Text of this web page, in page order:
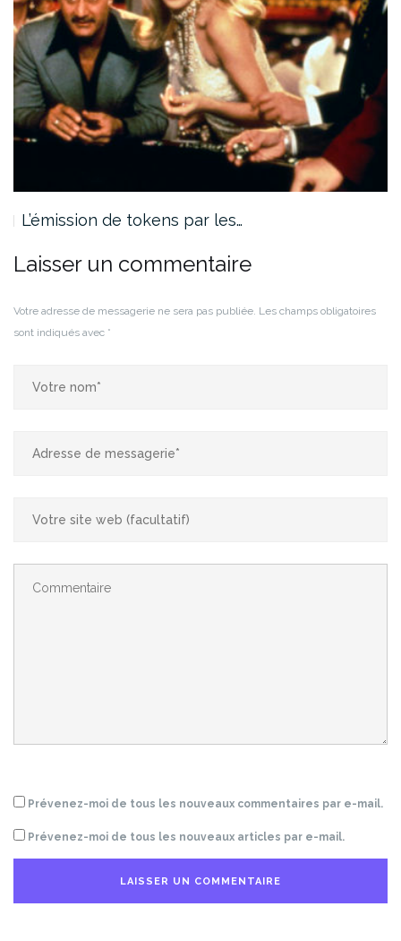
L’émission de tokens par les…
Laisser un commentaire
Votre adresse de messagerie ne sera pas publiée. Les champs obligatoires
sont indiqués avec *
Prévenez-moi de tous les nouveaux commentaires par e-mail.
Prévenez-moi de tous les nouveaux articles par e-mail.